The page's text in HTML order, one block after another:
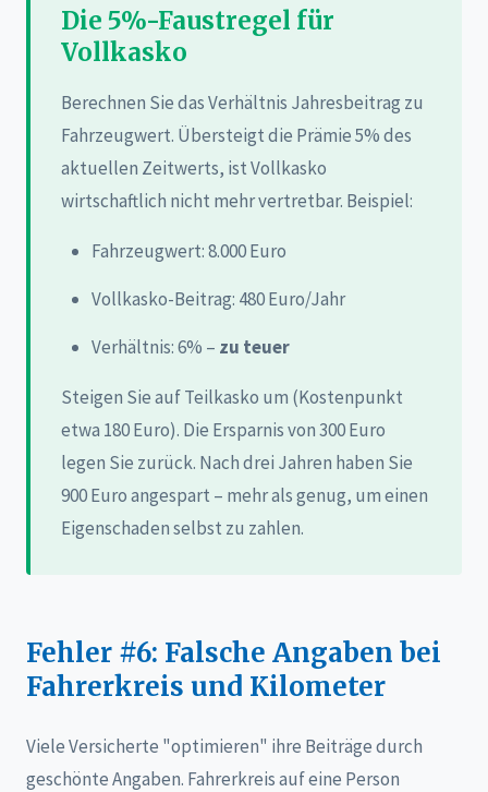
Die 5%-Faustregel für
Vollkasko
Berechnen Sie das Verhältnis Jahresbeitrag zu
Fahrzeugwert. Übersteigt die Prämie 5% des
aktuellen Zeitwerts, ist Vollkasko
wirtschaftlich nicht mehr vertretbar. Beispiel:
Fahrzeugwert: 8.000 Euro
Vollkasko-Beitrag: 480 Euro/Jahr
Verhältnis: 6% – zu teuer
Steigen Sie auf Teilkasko um (Kostenpunkt
etwa 180 Euro). Die Ersparnis von 300 Euro
legen Sie zurück. Nach drei Jahren haben Sie
900 Euro angespart – mehr als genug, um einen
Eigenschaden selbst zu zahlen.
Fehler #6: Falsche Angaben bei
Fahrerkreis und Kilometer
Viele Versicherte "optimieren" ihre Beiträge durch
geschönte Angaben. Fahrerkreis auf eine Person